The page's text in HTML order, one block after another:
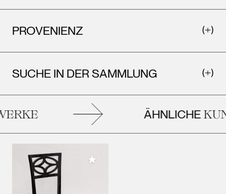
PROVENIENZ
SUCHE IN DER SAMMLUNG
ÄHNLICHE
Meiner Sammlung hinzufügen